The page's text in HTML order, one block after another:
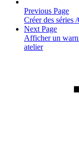
Previous Page
Créer des
Next Page
Afficher un
atelier